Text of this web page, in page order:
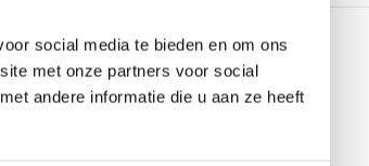
social media te bieden en om ons
met onze partners voor social
andere informatie die u aan ze heeft